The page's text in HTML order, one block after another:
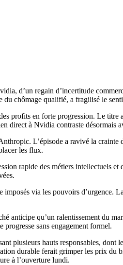
d’un regain d’incertitude
chômage qualifié, a fragilisé le
profits en forte progression. Le
à Nvidia contraste désormais
L’épisode a ravivé la
les flux.
rapide des métiers intellectuels
via les pouvoirs d’urgence.
anticipe qu’un ralentissement du
sans engagement formel.
plusieurs hauts responsables, dont
durable ferait grimper les prix du
à l’ouverture lundi.